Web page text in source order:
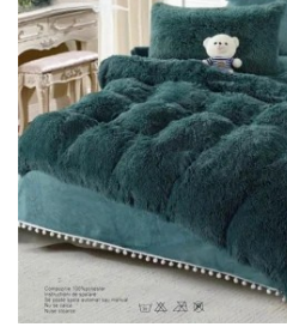
Cearceaf cu elastic
Cearceaf normal
Lenjerii De Pat Creponate
Lenjerii De Pat Bumbac Poplin 2
Persoane
Lenjerii De Pat Bumbac Poplin,
Matlasate, 2 Persoane
Lenjerii De Pat Bumbac Satinat 2
Persoane
Lenjerii De Pat Volanase